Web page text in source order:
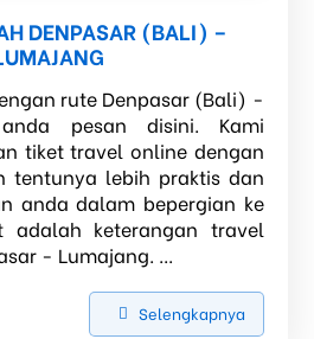
DENPASAR (BALI) –
rute Denpasar (Bali) -
pesan disini. Kami
tiket travel online dengan
tentunya lebih praktis dan
anda dalam bepergian ke
adalah keterangan travel
- Lumajang. ...
Selengkapnya